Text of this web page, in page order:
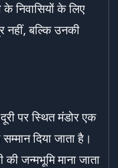
निवासियों के लिए
नहीं, बल्कि उनकी
पर स्थित मंडोर एक
दिया जाता है।
की जन्मभूमि माना जाता